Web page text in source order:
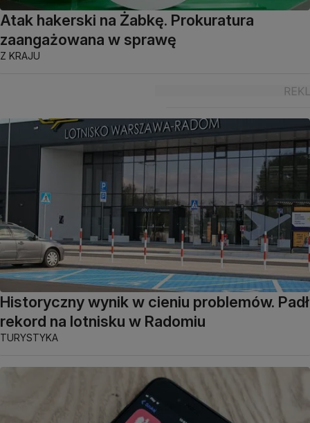
Atak hakerski na Żabkę. Prokuratura
zaangażowana w sprawę
Z KRAJU
Historyczny wynik w cieniu problemów. Padł
rekord na lotnisku w Radomiu
TURYSTYKA